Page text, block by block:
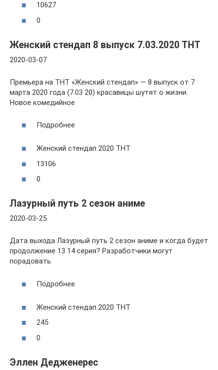
10627
0
Женский стендап 8 выпуск 7.03.2020 ТНТ
2020-03-07
Премьера на ТНТ «Женский стендап» — 8 выпуск от 7
марта 2020 года (7.03 20) красавицы шутят о жизни.
Новое комедийное
Подробнее
Женский стендап 2020 ТНТ
13106
0
Лазурный путь 2 сезон аниме
2020-03-25
Дата выхода Лазурный путь 2 сезон аниме и когда будет
продолжение 13 14 серия? Разработчики могут
порадовать
Подробнее
Женский стендап 2020 ТНТ
245
0
Эллен Дедженерес